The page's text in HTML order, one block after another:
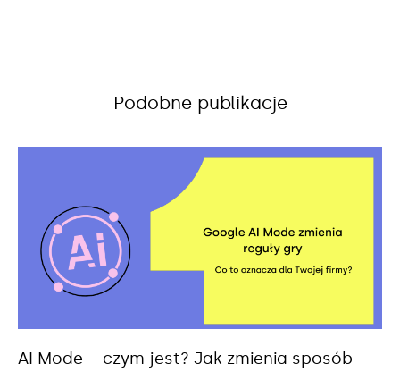
Podobne publikacje
AI Mode – czym jest? Jak zmienia sposób